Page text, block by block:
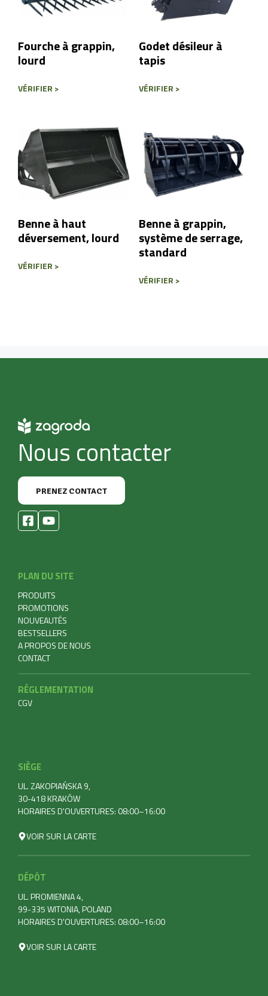
Fourche à grappin,
lourd
VÉRIFIER >
Godet désileur à
tapis
VÉRIFIER >
Benne à haut
déversement, lourd
VÉRIFIER >
Benne à grappin,
système de serrage,
standard
VÉRIFIER >
Nous contacter
PRENEZ CONTACT
PLAN DU SITE
PRODUITS
PROMOTIONS
NOUVEAUTÉS
BESTSELLERS
A PROPOS DE NOUS
CONTACT
RÉGLEMENTATION
CGV
SIÈGE
UL. ZAKOPIAŃSKA 9,
30-418 KRAKÓW
HORAIRES D'OUVERTURES: 08:00–16:00
VOIR SUR LA CARTE
DÉPÔT
UL. PROMIENNA 4,
99-335 WITONIA, POLAND
HORAIRES D'OUVERTURES: 08:00–16:00
VOIR SUR LA CARTE